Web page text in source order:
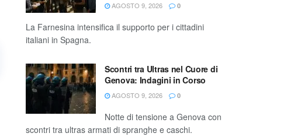
AGOSTO 9, 2026 0
La Farnesina intensifica il supporto per i cittadini
italiani in Spagna.
Scontri tra Ultras nel Cuore di
Genova: Indagini in Corso
AGOSTO 9, 2026 0
Notte di tensione a Genova con
scontri tra ultras armati di spranghe e caschi.